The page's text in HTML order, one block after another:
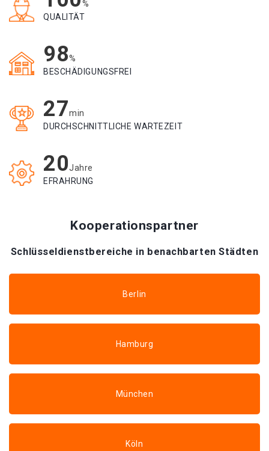
%
QUALITÄT
98%
BESCHÄDIGUNGSFREI
27min
DURCHSCHNITTLICHE WARTEZEIT
20Jahre
EFRAHRUNG
Kooperationspartner
Schlüsseldienstbereiche in benachbarten Städten
Berlin
Hamburg
München
Köln